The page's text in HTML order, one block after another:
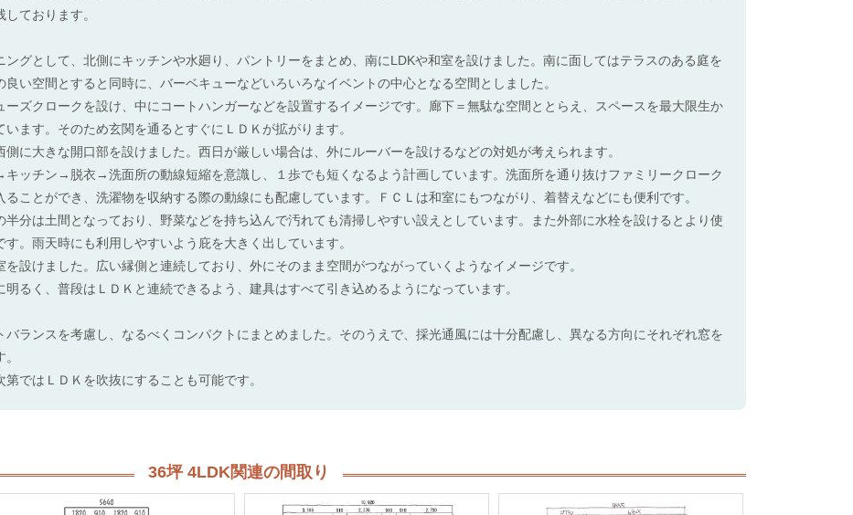
ております。
ングとして、北側にキッチンや水廻り、パントリーをまとめ、南にLDKや和室を設けました。南に面してはテラスのある庭を
良い空間とすると同時に、バーベキューなどいろいろなイベントの中心となる空間としました。
ーズクロークを設け、中にコートハンガーなどを設置するイメージです。廊下＝無駄な空間ととらえ、スペースを最大限生か
います。そのため玄関を通るとすぐにＬＤＫが拡がります。
側に大きな開口部を設けました。西日が厳しい場合は、外にルーバーを設けるなどの対処が考えられます。
キッチン→脱衣→洗面所の動線短縮を意識し、１歩でも短くなるよう計画しています。洗面所を通り抜けファミリークローク
ることができ、洗濯物を収納する際の動線にも配慮しています。ＦＣＬは和室にもつながり、着替えなどにも便利です。
半分は土間となっており、野菜などを持ち込んで汚れても清掃しやすい設えとしています。また外部に水栓を設けるとより使
す。雨天時にも利用しやすいよう庇を大きく出しています。
を設けました。広い縁側と連続しており、外にそのまま空間がつながっていくようなイメージです。
明るく、普段はＬＤＫと連続できるよう、建具はすべて引き込めるようになっています。
バランスを考慮し、なるべくコンパクトにまとめました。そのうえで、採光通風には十分配慮し、異なる方向にそれぞれ窓を
第ではＬＤＫを吹抜にすることも可能です。
36坪 4LDK関連の間取り